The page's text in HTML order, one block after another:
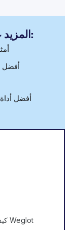
المزيد عن ترجمة المواقع الإلكترونية:
أفضل
أفضل
كيف تترجم موقعك بالكامل أونلاين باستخدام Weglot